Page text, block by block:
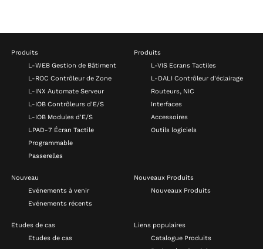
Produits
L-WEB Gestion de Bâtiment
L-ROC Contrôleur de Zone
L-INX Automate Serveur
L-IOB Contrôleurs d'E/S
L-IOB Modules d'E/S
LPAD-7 Écran Tactile
Programmable
Passerelles
Produits
L-VIS Ecrans Tactiles
L-DALI Contrôleur d'éclairage
Routeurs, NIC
Interfaces
Accessoires
Outils logiciels
Nouveau
Evénements à venir
Evénements récents
Nouveaux Produits
Nouveaux Produits
Etudes de cas
Etudes de cas
Liens populaires
Catalogue Produits